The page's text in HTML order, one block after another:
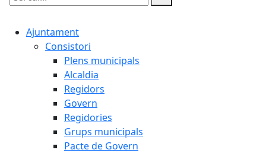
Cercar:
Ajuntament
Consistori
Plens municipals
Alcaldia
Regidors
Govern
Regidories
Grups municipals
Pacte de Govern